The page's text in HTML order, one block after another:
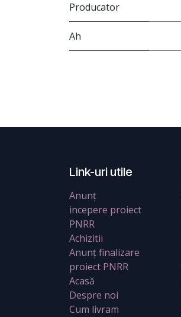
Producator
Ah
Link-uri utile
Anunț
incepere proiect
PNRR
Achizitii
Anunț finalizare
proiect PNRR
Acasă
Despre noi
Cum livram